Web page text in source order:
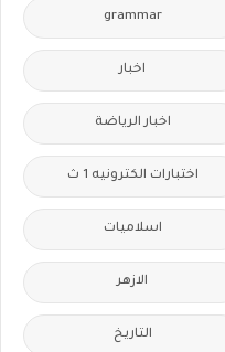
grammar
اخبار
اخبار الرياضة
اختبارات الكترونيه 1 ث
اسلاميات
الازهر
التاريخ